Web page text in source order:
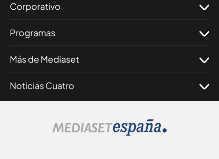
Corporativo
Programas
Más de Mediaset
Noticias Cuatro